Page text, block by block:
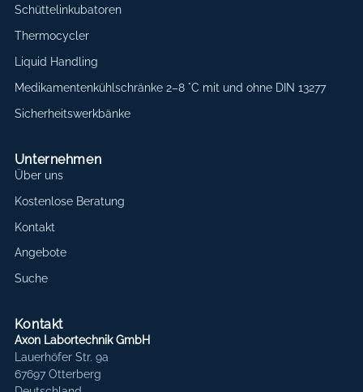
Schüttelinkubatoren
Thermocycler
Liquid Handling
Medikamentenkühlschränke 2–8 °C mit und ohne DIN 13277
Sicherheitswerkbänke
Unternehmen
Über uns
Kostenlose Beratung
Kontakt
Angebote
Suche
Kontakt
Axon Labortechnik GmbH
Lauerhöfer Str. 9a
67697 Otterberg